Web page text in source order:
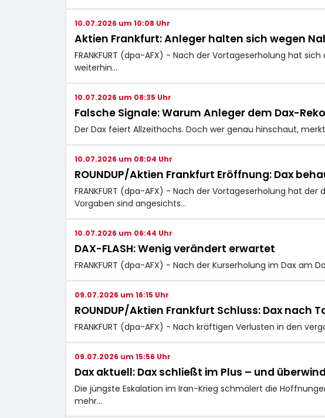
10.07.2026 um 10:08 Uhr
Aktien Frankfurt: Anleger halten sich wegen
FRANKFURT (dpa-AFX) - Nach der Vortageserholung hat
weiterhin…
10.07.2026 um 08:35 Uhr
Falsche Signale: Warum Anleger dem Dax-
Der Dax feiert Allzeithochs. Doch wer genau hinschaut,
10.07.2026 um 08:04 Uhr
ROUNDUP/Aktien Frankfurt Eröffnung: Dax
FRANKFURT (dpa-AFX) - Nach der Vortageserholung hat
Vorgaben sind angesichts…
10.07.2026 um 06:44 Uhr
DAX-FLASH: Wenig verändert erwartet
FRANKFURT (dpa-AFX) - Nach der Kurserholung im Dax am
09.07.2026 um 16:15 Uhr
ROUNDUP/Aktien Frankfurt Schluss: Dax nach
FRANKFURT (dpa-AFX) - Nach kräftigen Verlusten in den
09.07.2026 um 15:56 Uhr
Dax aktuell: Dax schließt im Plus – und
Die jüngste Eskalation im Iran-Krieg schmälert die
mehr…